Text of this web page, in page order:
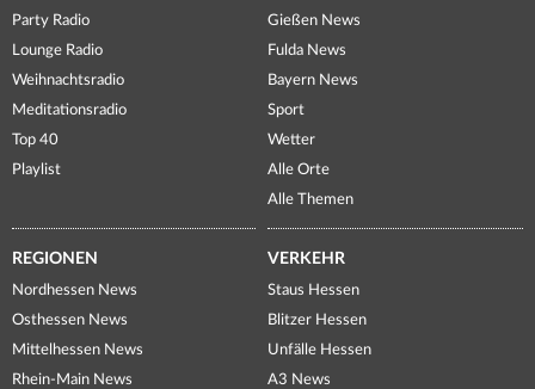
Party Radio
Lounge Radio
Weihnachtsradio
Meditationsradio
Top 40
Playlist
Gießen News
Fulda News
Bayern News
Sport
Wetter
Alle Orte
Alle Themen
REGIONEN
Nordhessen News
Osthessen News
Mittelhessen News
Rhein-Main News
VERKEHR
Staus Hessen
Blitzer Hessen
Unfälle Hessen
A3 News